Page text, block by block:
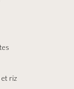
et riz